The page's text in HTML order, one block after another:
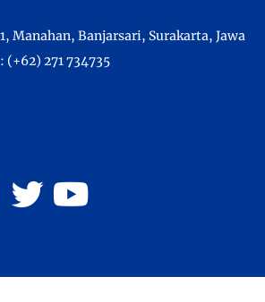
Manahan, Banjarsari, Surakarta, Jawa
(+62) 271 734735